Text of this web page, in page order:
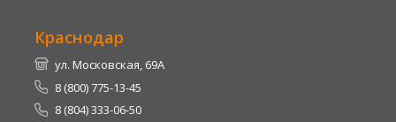
Краснодар
ул. Московская, 69А
8 (800) 775-13-45
8 (804) 333-06-50